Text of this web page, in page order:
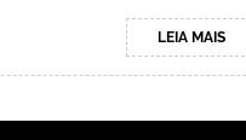
LEIA MAISLEIA